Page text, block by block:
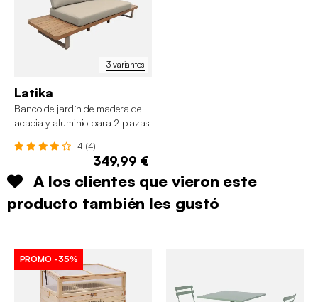
3 variantes
Latika
Banco de jardín de madera de
acacia y aluminio para 2 plazas
4 (4)
349,99 €
A los clientes que vieron este
producto también les gustó
PROMO -35%